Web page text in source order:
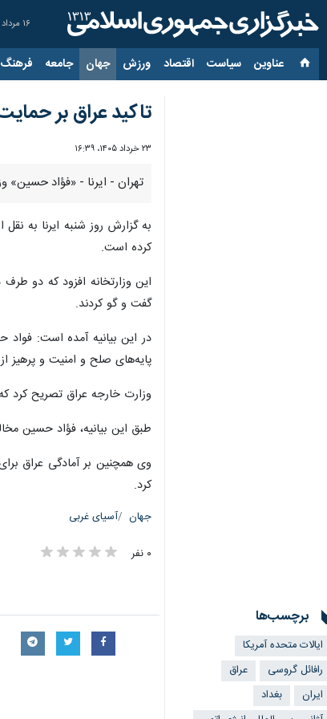
۱۶ مرداد ۱۴۰۵
عناوین‌ سیاست اقتصاد ورزش جهان جامعه فرهنگ
×
تاکید عراق بر
۲۳ خرداد ۱۴۰۵، ۱۶:۳۹
تهران - ایرنا - «فؤاد حسین»
به گزارش روز شنبه ایرنا به
کرده است.
این وزارتخانه افزود که دو
گفت و گو کردند.
در این بیانیه آمده است: فواد
پایه‌های صلح و امنیت و پرهیز
وزارت خارجه عراق تصریح کرد
طبق این بیانیه، فؤاد حسین
وی همچنین بر آمادگی عراق
کرد.
جهان آسیای غربی
۰ نفر
برچسب‌ها
ایالات متحده آمریکا
رافائل گروسی
عراق
ایران
بغداد